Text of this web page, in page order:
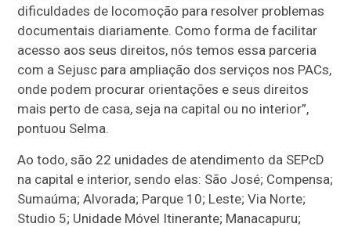
dificuldades de locomoção para resolver problemas
documentais diariamente. Como forma de facilitar
acesso aos seus direitos, nós temos essa parceria
com a Sejusc para ampliação dos serviços nos PACs,
onde podem procurar orientações e seus direitos
mais perto de casa, seja na capital ou no interior”,
pontuou Selma.
Ao todo, são 22 unidades de atendimento da SEPcD
na capital e interior, sendo elas: São José; Compensa;
Sumaúma; Alvorada; Parque 10; Leste; Via Norte;
Studio 5; Unidade Móvel Itinerante; Manacapuru;